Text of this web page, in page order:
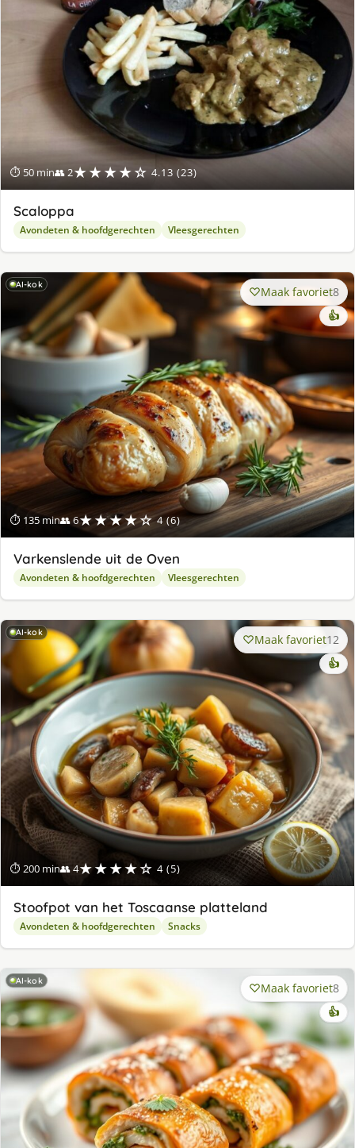
⏱ 50 min👥 2★★★★☆ 4.13 (23)
Scaloppa
Avondeten & hoofdgerechten Vleesgerechten
AI-kok
⏱ 135 min👥 6★★★★☆ 4 (6)
Maak favoriet8
👍
Varkenslende uit de Oven
Avondeten & hoofdgerechten Vleesgerechten
AI-kok
⏱ 200 min👥 4★★★★☆ 4 (5)
Maak favoriet12
👍
Stoofpot van het Toscaanse platteland
Avondeten & hoofdgerechten Snacks
AI-kok Maak favoriet8
👍